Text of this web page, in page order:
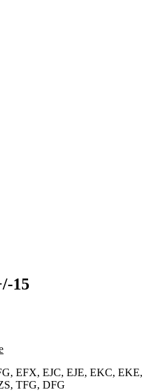
15
EFX, EJC, EJE, EKC, EKE,
TFG, DFG